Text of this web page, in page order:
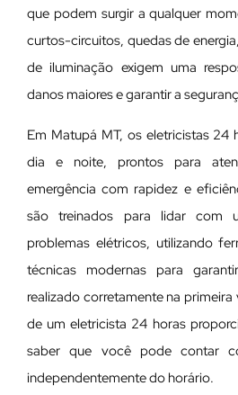
que podem surgir a qualquer
curtos-circuitos, quedas de
de iluminação exigem uma
danos maiores e garantir a
Em Matupá MT, os eletricistas 24
dia e noite, prontos para
emergência com rapidez e
são treinados para lidar com
problemas elétricos, utilizando
técnicas modernas para
realizado corretamente na
de um eletricista 24 horas
saber que você pode contar
independentemente do horário.